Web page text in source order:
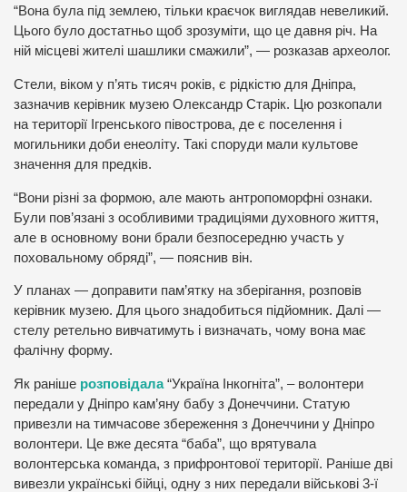
“Вона була під землею, тільки краєчок виглядав невеликий.
Цього було достатньо щоб зрозуміти, що це давня річ. На
ній місцеві жителі шашлики смажили”, — розказав археолог.
Стели, віком у п’ять тисяч років, є рідкістю для Дніпра,
зазначив керівник музею Олександр Старік. Цю розкопали
на території Ігренського півострова, де є поселення і
могильники доби енеоліту. Такі споруди мали культове
значення для предків.
“Вони різні за формою, але мають антропоморфні ознаки.
Були пов’язані з особливими традиціями духовного життя,
але в основному вони брали безпосередню участь у
поховальному обряді”, — пояснив він.
У планах — доправити пам’ятку на зберігання, розповів
керівник музею. Для цього знадобиться підйомник. Далі —
стелу ретельно вивчатимуть і визначать, чому вона має
фалічну форму.
Як раніше розповідала“Україна Інкогніта”, – волонтери
передали у Дніпро кам’яну бабу з Донеччини. Статую
привезли на тимчасове збереження з Донеччини у Дніпро
волонтери. Це вже десята “баба”, що врятувала
волонтерська команда, з прифронтової території. Раніше дві
вивезли українські бійці, одну з них передали військові 3-ї